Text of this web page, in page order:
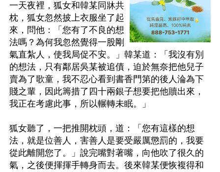
一天夜裡，狐女和韓某同牀共
枕，狐女忽然披上衣服坐了起
來，問他：「您有了不良的想
法嗎？為何我忽然覺得一股剛
氣直紮人，使我局促不安。」韓某道：「我沒有別
的想法，只有鄰居吳某被追債，迫於無奈把他兒子
賣為了歌童，我不忍心看到書香門第的後人淪為下
賤之輩，因此籌措了四十兩銀子想要把他贖出來，
我正在考慮此事，所以輾轉未眠。」
狐女聽了，一把推開枕頭，道：「您有這樣的想
法，就是位善人，害善人是要受嚴厲懲罰的，我要
從此離開您了。」說完嘴對著嘴，向他吹了很久的
氣，之後便揮揮手轉身而去。後來韓某便恢複得和